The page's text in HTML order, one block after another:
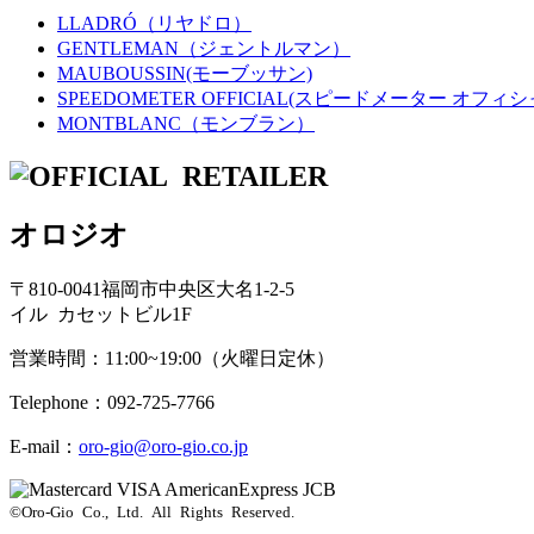
LLADRÓ（リヤドロ）
GENTLEMAN（ジェントルマン）
MAUBOUSSIN(モーブッサン)
SPEEDOMETER OFFICIAL(スピードメーター オフィシ
MONTBLANC（モンブラン）
オロジオ
〒810-0041福岡市中央区大名1-2-5
イル カセットビル1F
営業時間：11:00~19:00（火曜日定休）
Telephone：092-725-7766
E-mail： oro-gio@oro-gio.co.jp
©Oro-Gio Co., Ltd. All Rights Reserved.